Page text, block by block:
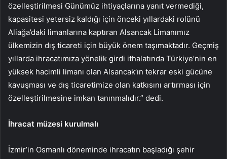
özelleştirilmesi Günümüz ihtiyaçlarına yanıt vermediği,
kapasitesi yetersiz kaldığı için önceki yıllardaki rolünü
Aliağa’daki limanlarına kaptıran Alsancak Limanımız
ülkemizin dış ticareti için büyük önem taşımaktadır. Geçmiş
yıllarda ihracatımıza yönelik girdi ithalatında Türkiye’nin en
yüksek hacimli limanı olan Alsancak’ın tekrar eski gücüne
kavuşması ve dış ticaretimize olan katkısını artırması için
özelleştirilmesine imkan tanınmalıdır.” dedi.
İhracat müzesi kurulmalı
İzmir’in Osmanlı döneminde ihracatın başladığı şehir